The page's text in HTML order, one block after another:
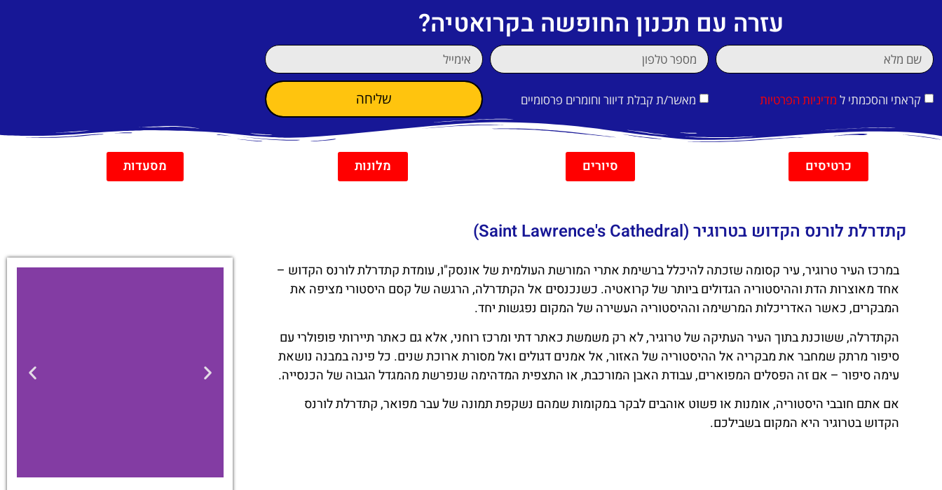
עזרה עם תכנון החופשה בקרואטיה?
קראתי והסכמתי ל מדיניות הפרטיות מאשר/ת קבלת דיוור וחומרים פרסומיים שליחה
כרטיסים סיורים מלונות מסעדות
קתדרלת לורנס הקדוש בטרוגיר (Saint Lawrence's Cathedral)
במרכז העיר טרוגיר, עיר קסומה שזכתה להיכלל ברשימת אתרי המורשת העולמית של אונסק"ו, עומדת קתדרלת לורנס הקדוש –
אחד מאוצרות הדת וההיסטוריה הגדולים ביותר של קרואטיה. כשנכנסים אל הקתדרלה, הרגשה של קסם היסטורי מציפה את
המבקרים, כאשר האדריכלות המרשימה וההיסטוריה העשירה של המקום נפגשות יחד.
הקתדרלה, ששוכנת בתוך העיר העתיקה של טרוגיר, לא רק משמשת כאתר דתי ומרכז רוחני, אלא גם כאתר תיירותי פופולרי עם
סיפור מרתק שמחבר את מבקריה אל ההיסטוריה של האזור, אל אמנים דגולים ואל מסורת ארוכת שנים. כל פינה במבנה נושאת
עימה סיפור – אם זה הפסלים המפוארים, עבודת האבן המורכבת, או התצפית המדהימה שנפרשת מהמגדל הגבוה של הכנסייה.
אם אתם חובבי היסטוריה, אומנות או פשוט אוהבים לבקר במקומות שמהם נשקפת תמונה של עבר מפואר, קתדרלת לורנס
הקדוש בטרוגיר היא המקום בשבילכם.